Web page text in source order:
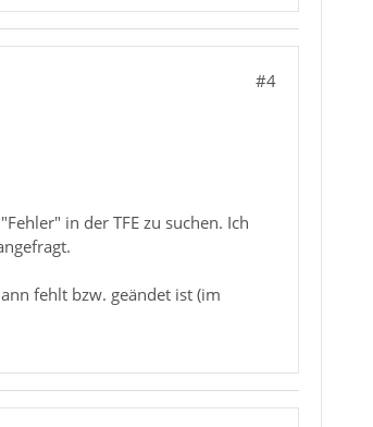
#4
in der TFE zu suchen. Ich
fehlt bzw. geändet ist (im